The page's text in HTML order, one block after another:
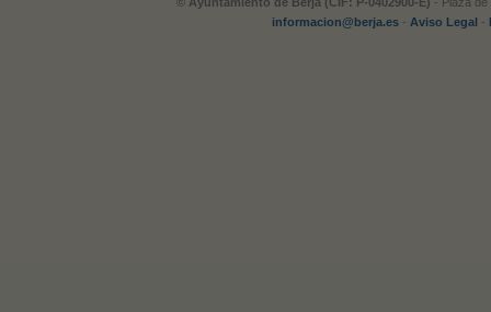
© Ayuntamiento de Berja (CIF: P-0402900-E)
- Plaza
informacion@berja.es - Aviso Legal -